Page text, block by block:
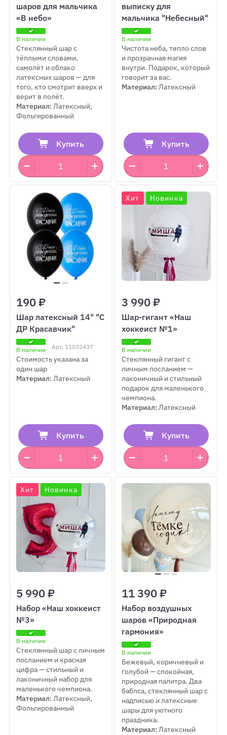
шаров для мальчика
«В небо»
В наличии
Стеклянный шар с
тёплыми словами,
самолёт и облако
латексных шаров — для
того, кто смотрит вверх и
верит в полёт.
Материал:Латексный,
Фольгированный
Купить
выписку для
мальчика "Небесный"
В наличии
Чистота неба, тепло слов
и прозрачная магия
внутри. Подарок, который
говорит за вас.
Материал:Латексный
Купить
190 ₽
Шар латексный 14" "С
ДР Красавчик"
В наличии Арт. 11032437
Стоимость указана за
один шар
Материал: Латексный
Купить
Хит Новинка
3 990 ₽
Шар-гигант «Наш
хоккеист №1»
В наличии
Стеклянный гигант с
личным посланием —
лаконичный и стильный
подарок для маленького
чемпиона.
Материал: Латексный
Купить
Хит Новинка
5 990 ₽
Набор «Наш хоккеист
№3»
В наличии
Стеклянный шар с личным
посланием и красная
цифра — стильный и
лаконичный набор для
маленького чемпиона.
Материал:Латексный,
Фольгированный
11 390 ₽
Набор воздушных
шаров «Природная
гармония»
В наличии
Бежевый, коричневый и
голубой — спокойная,
природная палитра. Два
баблса, стеклянный шар с
надписью и латексные
шары для уютного
праздника.
Материал:Латексный